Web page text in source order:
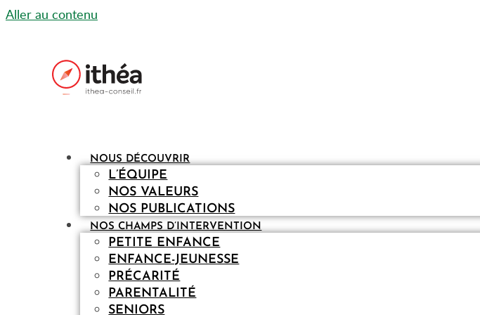
Aller au contenu
NOUS DÉCOUVRIR
L’ÉQUIPE
NOS VALEURS
NOS PUBLICATIONS
NOS CHAMPS D’INTERVENTION
PETITE ENFANCE
ENFANCE-JEUNESSE
PRÉCARITÉ
PARENTALITÉ
SENIORS